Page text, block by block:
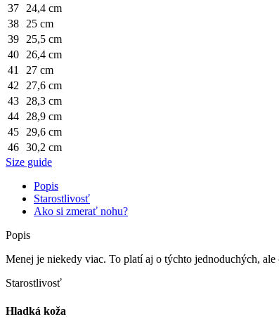
37
24,4 cm
38
25 cm
39
25,5 cm
40
26,4 cm
41
27 cm
42
27,6 cm
43
28,3 cm
44
28,9 cm
45
29,6 cm
46 30,2 cm
Size guide
Popis
Starostlivosť
Ako si zmerať nohu?
Popis
Menej je niekedy viac. To platí aj o týchto jednoduchých,
Starostlivosť
Hladká koža